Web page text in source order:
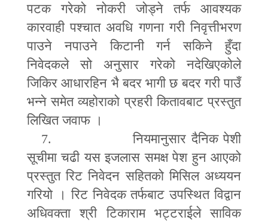
पटक गरेको नोकरी जोड्ने तर्फ आवश्यक
कारवाही पश्चात अवधि गणना गरी निवृत्तीभरण
पाउने नपाउने किटानी गर्न सकिने हुँदा
निवेदकले सो अनुसार गरेको नदेखिएकोले
जिकिर आधारहिन भै बदर भागी छ बदर गरी पाउँ
भन्ने समेत व्यहोराको प्रहरी कितावबाट प्रस्तुत
लिखित जवाफ ।
7.
नियमानुसार दैनिक पेशी
सूचीमा चढी यस इजलास समक्ष पेश हुन आएको
प्रस्तुत रिट निवेदन सहितको मिसिल अध्ययन
गरियो । रिट निवेदक तर्फबाट उपस्थित विद्वान
अधिवक्ता श्री टिकाराम भट्टराईले साविक